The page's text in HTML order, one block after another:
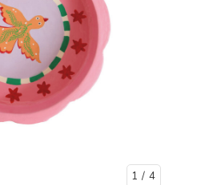
1 / 4